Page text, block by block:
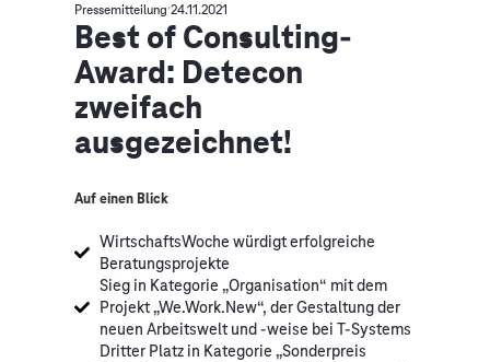
Pressemitteilung 24.11.2021
Best of Consulting-
Award: Detecon
zweifach
ausgezeichnet!
Auf einen Blick
WirtschaftsWoche würdigt erfolgreiche
Beratungsprojekte
Sieg in Kategorie „Organisation“ mit dem
Projekt „We.Work.New“, der Gestaltung der
neuen Arbeitswelt und -weise bei T-Systems
Dritter Platz in Kategorie „Sonderpreis